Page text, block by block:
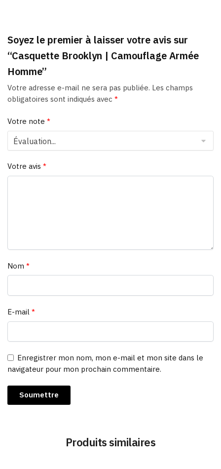
Soyez le premier à laisser votre avis sur
“Casquette Brooklyn | Camouflage Armée
Homme”
Votre adresse e-mail ne sera pas publiée. Les champs
obligatoires sont indiqués avec *
Votre note *
Votre avis *
Nom *
E-mail *
Enregistrer mon nom, mon e-mail et mon site dans le
navigateur pour mon prochain commentaire.
Produits similaires